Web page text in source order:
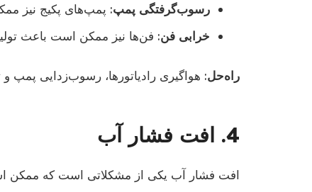
رسوب‌گرفتگی پمپ: پمپ‌های پکیج نیز
خرابی فن: فن‌ها نیز ممکن است باعث
راه‌حل: هواگیری رادیاتورها، رسوب‌زدایی پمپ
4. افت فشار آب
افت فشار آب یکی از مشکلاتی است که ممکن